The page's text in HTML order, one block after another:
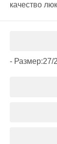
качество
- Размер:27/